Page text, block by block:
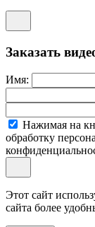
Заказать
Имя:
Нажимая на
обработку
Этот сайт
сайта более